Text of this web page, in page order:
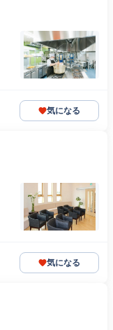
気になる
気になる